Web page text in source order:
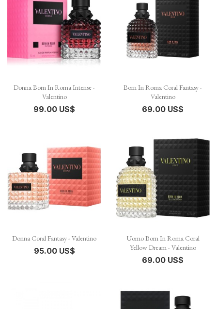
Donna Born In Roma Intense -
Valentino
99.00 US$
Born In Roma Coral Fantasy -
Valentino
69.00 US$
Donna Coral Fantasy - Valentino
95.00 US$
Uomo Born In Roma Coral
Yellow Dream - Valentino
69.00 US$